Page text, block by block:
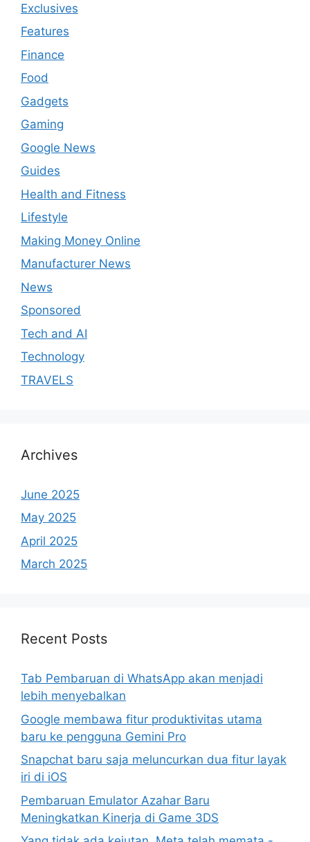
Exclusives
Features
Finance
Food
Gadgets
Gaming
Google News
Guides
Health and Fitness
Lifestyle
Making Money Online
Manufacturer News
News
Sponsored
Tech and AI
Technology
TRAVELS
Archives
June 2025
May 2025
April 2025
March 2025
Recent Posts
Tab Pembaruan di WhatsApp akan menjadi
lebih menyebalkan
Google membawa fitur produktivitas utama
baru ke pengguna Gemini Pro
Snapchat baru saja meluncurkan dua fitur layak
iri di iOS
Pembaruan Emulator Azahar Baru
Meningkatkan Kinerja di Game 3DS